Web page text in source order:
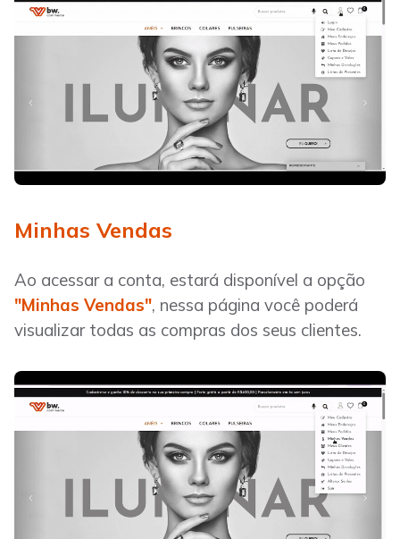
Minhas Vendas
Ao acessar a conta, estará disponível a opção
"Minhas Vendas", nessa página você poderá
visualizar todas as compras dos seus clientes.